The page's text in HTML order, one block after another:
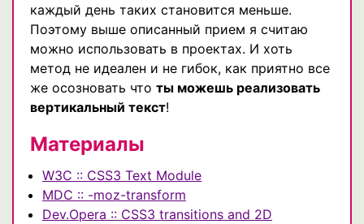
каждый день таких становится меньше.
Поэтому выше описанный прием я считаю
можно использовать в проектах. И хоть
метод не идеален и не гибок, как приятно все
же осозновать что ты можешь реализовать
вертикальный текст!
Материалы
W3C :: CSS3 Text Module
MDC :: -moz-transform
Dev.Opera :: CSS3 transitions and 2D